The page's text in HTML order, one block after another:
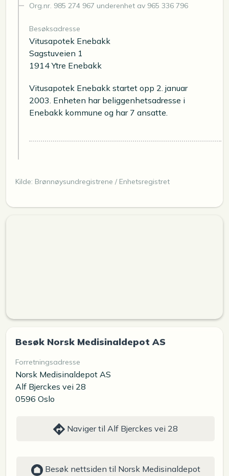
Org.nr. 985 274 967 underenhet av 965 336 796
Besøksadresse
Vitusapotek Enebakk
Sagstuveien 1
1914 Ytre Enebakk
Vitusapotek Enebakk startet opp 2. januar
2003. Enheten har beliggenhetsadresse i
Enebakk kommune og har 7 ansatte.
Kilde: Brønnøysundregistrene / Enhetsregistret
Besøk Norsk Medisinaldepot AS
Forretningsadresse
Norsk Medisinaldepot AS
Alf Bjerckes vei 28
0596 Oslo
Naviger til Alf Bjerckes vei 28
Besøk nettsiden til Norsk Medisinaldepot